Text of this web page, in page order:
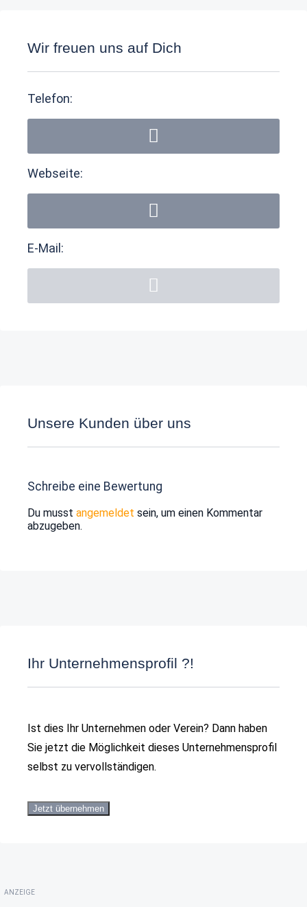
Wir freuen uns auf Dich
Telefon:
Webseite:
E-Mail:
Unsere Kunden über uns
Schreibe eine Bewertung
Du musst angemeldet sein, um einen Kommentar
abzugeben.
Ihr Unternehmensprofil ?!
Ist dies Ihr Unternehmen oder Verein? Dann haben
Sie jetzt die Möglichkeit dieses Unternehmensprofil
selbst zu vervollständigen.
Jetzt übernehmen
ANZEIGE